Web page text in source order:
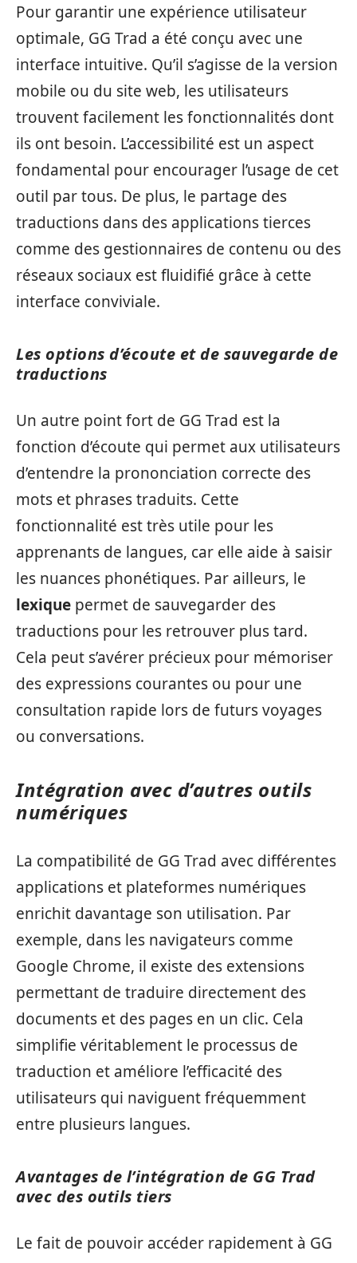
Pour garantir une expérience utilisateur
optimale, GG Trad a été conçu avec une
interface intuitive. Qu’il s’agisse de la version
mobile ou du site web, les utilisateurs
trouvent facilement les fonctionnalités dont
ils ont besoin. L’accessibilité est un aspect
fondamental pour encourager l’usage de cet
outil par tous. De plus, le partage des
traductions dans des applications tierces
comme des gestionnaires de contenu ou des
réseaux sociaux est fluidifié grâce à cette
interface conviviale.
Les options d’écoute et de sauvegarde de
traductions
Un autre point fort de GG Trad est la
fonction d’écoute qui permet aux utilisateurs
d’entendre la prononciation correcte des
mots et phrases traduits. Cette
fonctionnalité est très utile pour les
apprenants de langues, car elle aide à saisir
les nuances phonétiques. Par ailleurs, le
lexique permet de sauvegarder des
traductions pour les retrouver plus tard.
Cela peut s’avérer précieux pour mémoriser
des expressions courantes ou pour une
consultation rapide lors de futurs voyages
ou conversations.
Intégration avec d’autres outils
numériques
La compatibilité de GG Trad avec différentes
applications et plateformes numériques
enrichit davantage son utilisation. Par
exemple, dans les navigateurs comme
Google Chrome, il existe des extensions
permettant de traduire directement des
documents et des pages en un clic. Cela
simplifie véritablement le processus de
traduction et améliore l’efficacité des
utilisateurs qui naviguent fréquemment
entre plusieurs langues.
Avantages de l’intégration de GG Trad
avec des outils tiers
Le fait de pouvoir accéder rapidement à GG